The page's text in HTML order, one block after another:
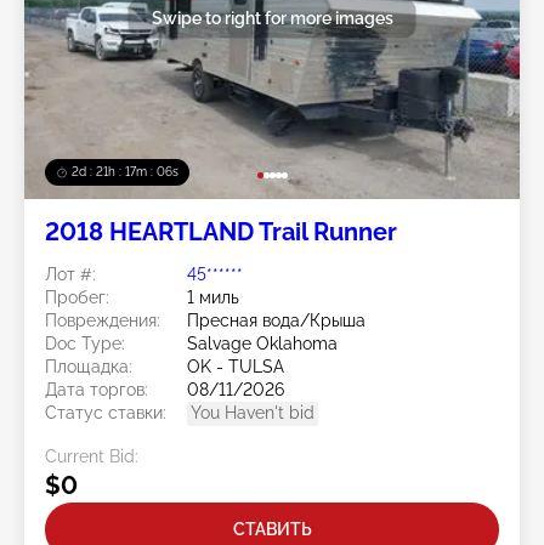
2d : 21h : 17m : 04s
Swipe to right for more images
2018 HEARTLAND Trail Runner
Лот #:
45******
Пробег:
1 миль
Повреждения:
Пресная вода/Крыша
Doc Type:
Salvage Oklahoma
Площадка:
OK - TULSA
Дата торгов:
08/11/2026
Статус ставки:
You Haven't bid
Current Bid:
$0
СТАВИТЬ